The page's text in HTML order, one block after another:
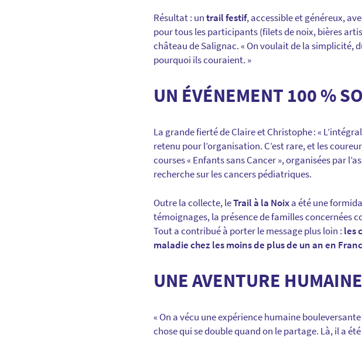
Résultat : untrail festif, accessible et généreux,
pour tous les participants (filets de noix, bières
château de Salignac. « On voulait de la simplicité,
pourquoi ils couraient. »
UN ÉVÉNEMENT 100 %
La grande fierté de Claire et Christophe : «
retenu pour l’organisation. C’est rare, et les
courses « Enfants sans Cancer », organisées par
recherche sur les cancers pédiatriques.
Outre la collecte, leTrail à la Noixa été une
témoignages, la présence de familles concernées
Tout a contribué à porter le message plus loin : les
maladie chez les moins de plus de un an en
UNE AVENTURE
« On a vécu une expérience humaine
chose qui se double quand on le partage. Là, il a